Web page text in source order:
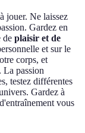
à jouer. Ne laissez
Gardez en
de plaisir et de
et sur le
corps, et
La passion
testez différentes
Gardez à
vous